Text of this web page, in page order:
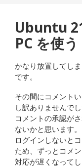
Ubuntu
PC を使う
かなり放置してし
です。
その間にコメント
し訳ありませんでし
コメントの承認が
ないかと思います。
ログインしないと
ため、ずっとコメ
対応が遅くなって